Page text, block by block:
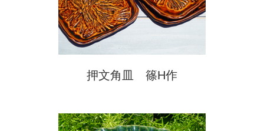
押文角皿 篠H作